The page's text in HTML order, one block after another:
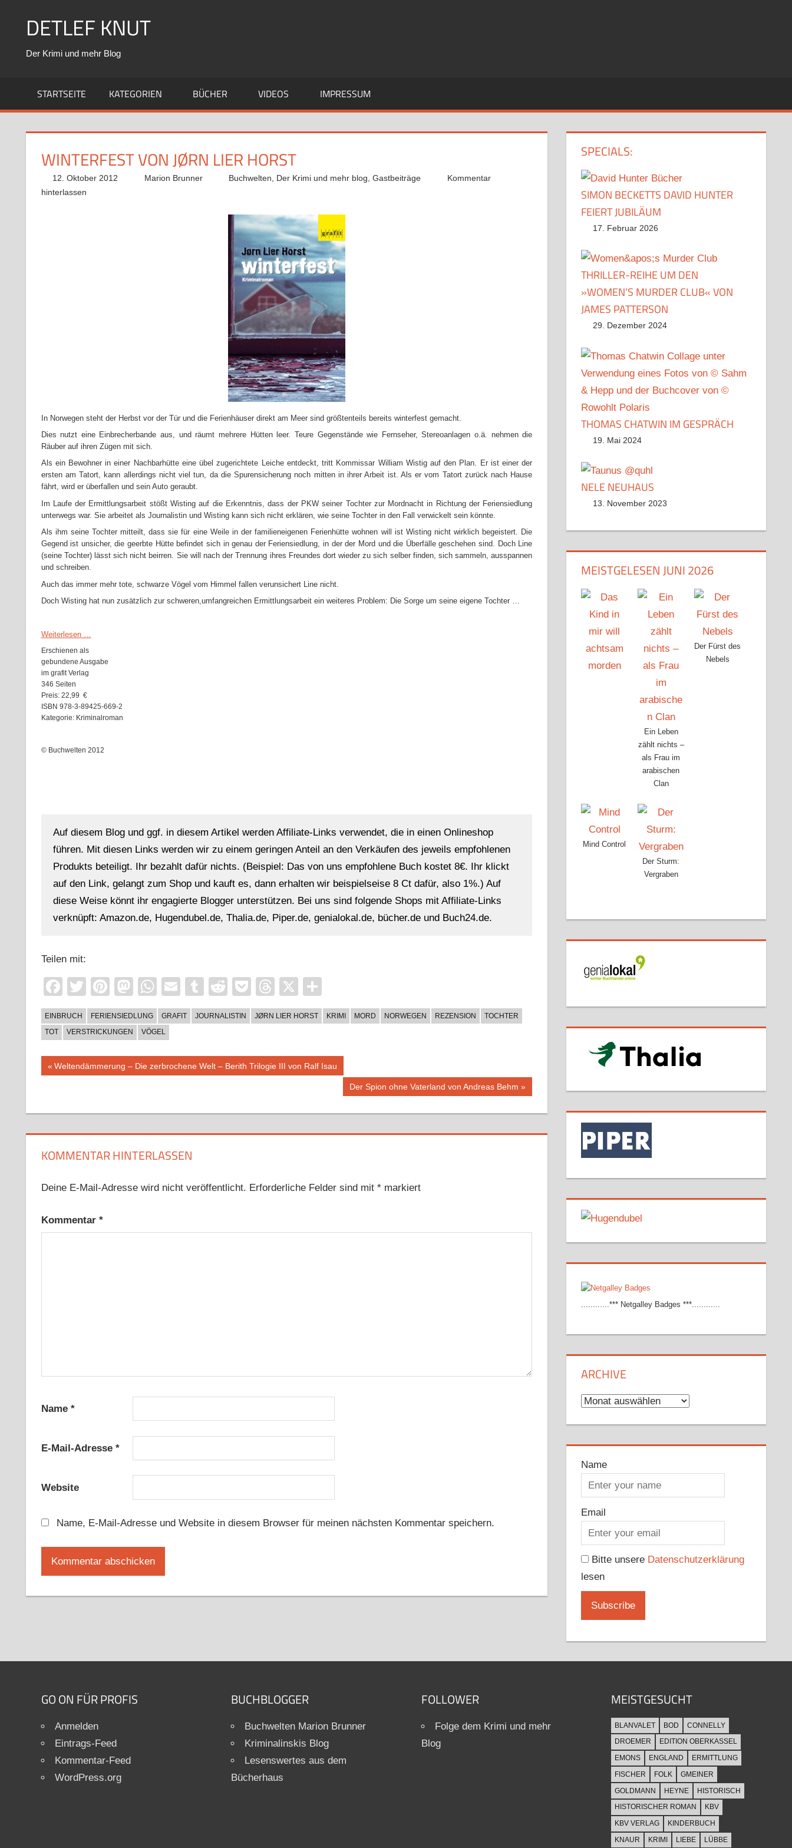
DETLEF KNUT
Der Krimi und mehr Blog
STARTSEITE KATEGORIEN BÜCHER VIDEOS IMPRESSUM
WINTERFEST VON JØRN LIER HORST
12. Oktober 2012 Marion Brunner Buchwelten Der Krimi und mehr blog ,Gastbeiträge
Kommentar
hinterlassen
In Norwegen steht der Herbst vor der Tür und die Ferienhäuser direkt am Meer sind größtenteils bereits winterfest gemacht.
Dies nutzt eine Einbrecherbande aus, und räumt mehrere Hütten leer. Teure Gegenstände wie Fernseher, Stereoanlagen o.ä. nehmen die
Räuber auf ihren Zügen mit sich.
Als ein Bewohner in einer Nachbarhütte eine übel zugerichtete Leiche entdeckt, tritt Kommissar William Wistig auf den Plan. Er ist einer der
ersten am Tatort, kann allerdings nicht viel tun, da die Spurensicherung noch mitten in ihrer Arbeit ist. Als er vom Tatort zurück nach Hause
fährt, wird er überfallen und sein Auto geraubt.
Im Laufe der Ermittlungsarbeit stößt Wisting auf die Erkenntnis, dass der PKW seiner Tochter zur Mordnacht in Richtung der Feriensiedlung
unterwegs war. Sie arbeitet als Journalistin und Wisting kann sich nicht erklären, wie seine Tochter in den Fall verwickelt sein könnte.
Als ihm seine Tochter mitteilt, dass sie für eine Weile in der familieneigenen Ferienhütte wohnen will ist Wisting nicht wirklich begeistert. Die
Gegend ist unsicher, die geerbte Hütte befindet sich in genau der Feriensiedlung, in der der Mord und die Überfälle geschehen sind. Doch Line
(seine Tochter) lässt sich nicht beirren. Sie will nach der Trennung ihres Freundes dort wieder zu sich selber finden, sich sammeln, ausspannen
und schreiben.
Auch das immer mehr tote, schwarze Vögel vom Himmel fallen verunsichert Line nicht.
Doch Wisting hat nun zusätzlich zur schweren,umfangreichen Ermittlungsarbeit ein weiteres Problem: Die Sorge um seine eigene Tochter …
Weiterlesen …
Erschienen als
gebundene Ausgabe
im grafit Verlag
346 Seiten
Preis: 22,99 €
ISBN 978-3-89425-669-2
Kategorie: Kriminalroman
© Buchwelten 2012
Auf diesem Blog und ggf. in diesem Artikel werden Affiliate-Links verwendet, die in einen Onlineshop
führen. Mit diesen Links werden wir zu einem geringen Anteil an den Verkäufen des jeweils empfohlenen
Produkts beteiligt. Ihr bezahlt dafür nichts. (Beispiel: Das von uns empfohlene Buch kostet 8€. Ihr klickt
auf den Link, gelangt zum Shop und kauft es, dann erhalten wir beispielseise 8 Ct dafür, also 1%.) Auf
diese Weise könnt ihr engagierte Blogger unterstützen. Bei uns sind folgende Shops mit Affiliate-Links
verknüpft: Amazon.de, Hugendubel.de, Thalia.de, Piper.de, genialokal.de, bücher.de und Buch24.de.
Teilen mit:
Facebook
TwitterPinterest
Mastodon
WhatsApp
EmailTumblr
RedditPocketThreads
X
EINBRUCH FERIENSIEDLUNG GRAFIT JOURNALISTIN JØRN LIER HORST KRIMI MORD NORWEGEN REZENSION
TOCHTER
TOT
VERSTRICKUNGEN VÖGEL
Beitragsnavigation
Vorheriger
Weltendämmerung – Die zerbrochene Welt – Berith Trilogie III von Ralf Isau
Nächster
Der Spion ohne Vaterland von Andreas Behm
KOMMENTAR HINTERLASSEN
Deine E-Mail-Adresse wird nicht veröffentlicht. Erforderliche Felder sind mit *markiert
Kommentar *
Name *
E-Mail-Adresse *
Website
Name, E-Mail-Adresse und Website in diesem Browser für meinen nächsten Kommentar speichern.
SPECIALS:
SIMON BECKETTS DAVID HUNTER
FEIERT JUBILÄUM
17. Februar 2026
THRILLER-REIHE UM DEN
»WOMEN’S MURDER CLUB« VON
JAMES PATTERSON
29. Dezember 2024
THOMAS CHATWIN IM GESPRÄCH
19. Mai 2024
NELE NEUHAUS
13. November 2023
MEISTGELESEN JUNI 2026
Ein Leben
zählt nichts –
als Frau im
arabischen
Clan
Der Fürst des
Nebels
Mind Control
Der Sturm:
Vergraben
............*** Netgalley Badges ***............
ARCHIVE
Archive
Name
Email
Bitte unsere Datenschutzerklärung
lesen
GO ON FÜR PROFIS
Anmelden
Eintrags-Feed
Kommentar-Feed
WordPress.org
BUCHBLOGGER
Buchwelten Marion Brunner
Kriminalinskis Blog
Lesenswertes aus dem
Bücherhaus
FOLLOWER
Folge dem Krimi und mehr
Blog
MEISTGESUCHT
BLANVALET BOD
CONNELLY
DROEMER
EDITION OBERKASSEL
EMONS
ENGLAND
ERMITTLUNG
FISCHER
FOLK
GMEINER
GOLDMANN
HEYNE
HISTORISCH
HISTORISCHER ROMAN
KBV
KBV VERLAG
KINDERBUCH
KNAUR
KRIMI LIEBE LÜBBE